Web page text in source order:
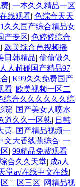
| 一本久久精品一区
线观看| 色综合天天
久久国产综合精品女
产专区| 色婷婷综合
| 欧美综合色视频播
日韩精品| 偷偷做久
人人超碰国产精品97|
| K99久久免费国产
看| 欧美视频一区二
综合久久久久久久综
院| 国产美女人喷水
道久久一区熟| 日韩
黄| 国产精品视频一
文大香线蕉综合| 一
| 99精品免费观看
合久久天堂| 成a人
堂а√在线中文在线|
二区三区| 网精品视